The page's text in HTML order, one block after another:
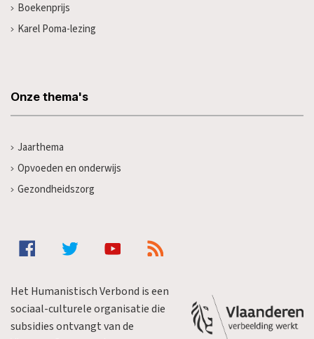
Boekenprijs
Karel Poma-lezing
Onze thema's
Jaarthema
Opvoeden en onderwijs
Gezondheidszorg
Het Humanistisch Verbond is een
sociaal-culturele organisatie die
subsidies ontvangt van de